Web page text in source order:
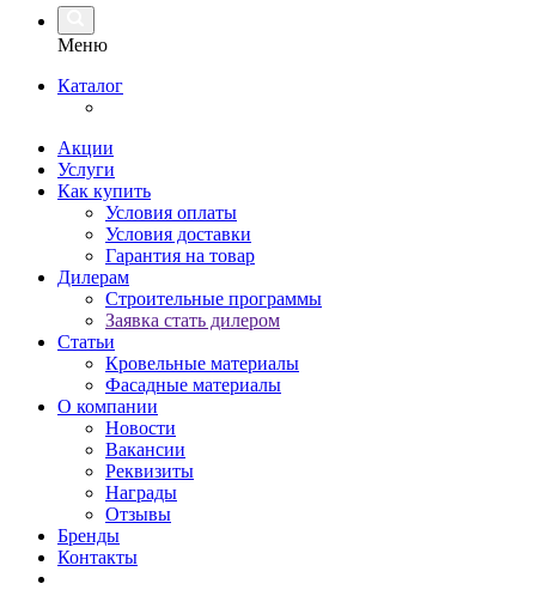
Меню
Каталог
Акции
Услуги
Как купить
Условия оплаты
Условия доставки
Гарантия на товар
Дилерам
Строительные программы
Заявка стать дилером
Статьи
Кровельные материалы
Фасадные материалы
О компании
Новости
Вакансии
Реквизиты
Награды
Отзывы
Бренды
Контакты